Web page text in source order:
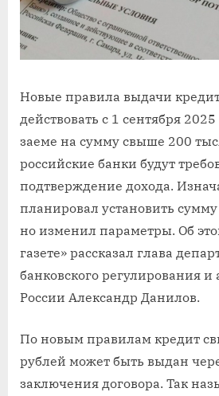
Новые правила выдачи
действовать с 1 сентября
заеме на сумму свыше 200
российские банки будут
подтверждение дохода.
планировал установить
но изменил параметры. Об
газете» рассказал глава
банковского регулирования
России Александр Данилов.
По новым правилам кредит
рублей может быть выдан
заключения договора. Так